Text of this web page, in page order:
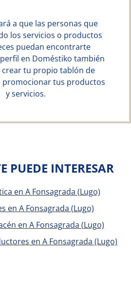
a que las personas que
los servicios o productos
puedan encontrarte
en Doméstiko también
tu propio tablón de
promocionar tus productos
y servicios.
PUEDE INTERESAR
en A Fonsagrada (Lugo)
en A Fonsagrada (Lugo)
en A Fonsagrada (Lugo)
en A Fonsagrada (Lugo)